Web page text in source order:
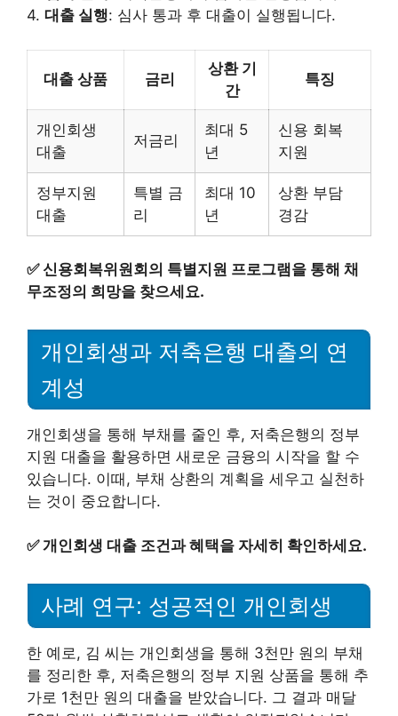
4. 대출 실행: 심사 통과 후 대출이 실행됩니다.
대출 상품 금리
상환 기
간
특징
개인회생
대출
저금리
최대 5
년
신용 회복
지원
정부지원
대출
특별 금
리
최대 10
년
상환 부담
경감
✅신용회복위원회의 특별지원 프로그램을 통해 채
무조정의 희망을 찾으세요.
개인회생과 저축은행 대출의 연
계성
개인회생을 통해 부채를 줄인 후, 저축은행의 정부
지원 대출을 활용하면 새로운 금융의 시작을 할 수
있습니다. 이때, 부채 상환의 계획을 세우고 실천하
는 것이 중요합니다.
✅개인회생 대출 조건과 혜택을 자세히 확인하세요.
사례 연구: 성공적인 개인회생
한 예로, 김 씨는 개인회생을 통해 3천만 원의 부채
를 정리한 후, 저축은행의 정부 지원 상품을 통해 추
가로 1천만 원의 대출을 받았습니다. 그 결과 매달